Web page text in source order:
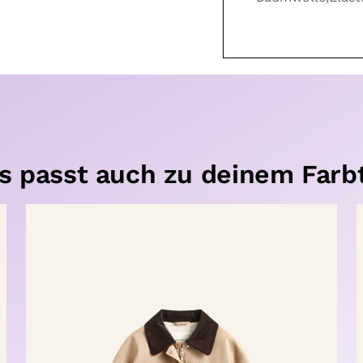
passt auch zu deinem